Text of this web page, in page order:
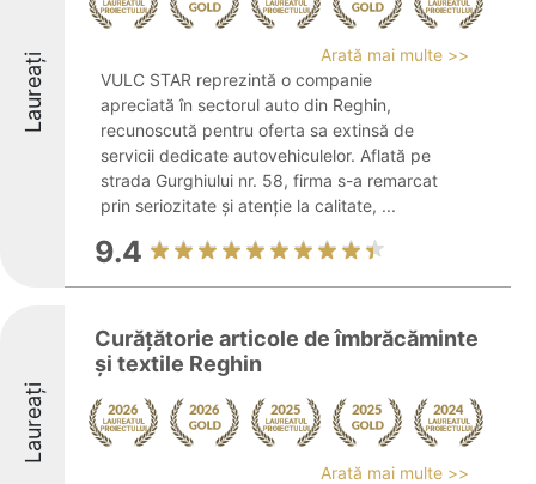
Laureați
Arată mai multe >>
VULC STAR reprezintă o companie
apreciată în sectorul auto din Reghin,
recunoscută pentru oferta sa extinsă de
servicii dedicate autovehiculelor. Aflată pe
strada Gurghiului nr. 58, firma s-a remarcat
prin seriozitate și atenție la calitate, ...
9.4
Laureați
Curățătorie articole de îmbrăcăminte
și textile Reghin
Arată mai multe >>